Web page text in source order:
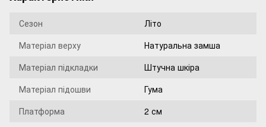
Сезон
Літо
Матеріал верху
Натуральна замша
Матеріал підкладки
Штучна шкіра
Матеріал підошви
Гума
Платформа
2 см